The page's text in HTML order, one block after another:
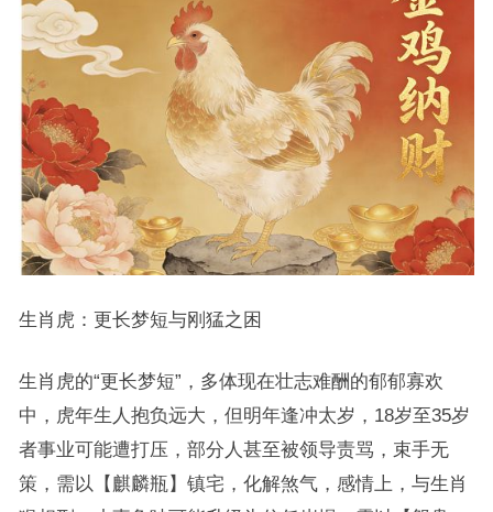
生肖虎：更长梦短与刚猛之困
生肖虎的“更长梦短”，多体现在壮志难酬的郁郁寡欢
中，虎年生人抱负远大，但明年逢冲太岁，18岁至35岁
者事业可能遭打压，部分人甚至被领导责骂，束手无
策，需以【麒麟瓶】镇宅，化解煞气，感情上，与生肖